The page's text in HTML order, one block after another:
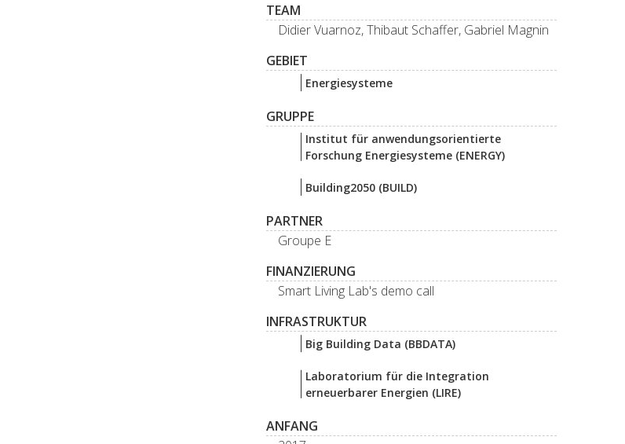
TEAM
Didier Vuarnoz, Thibaut Schaffer, Gabriel Magnin
GEBIET
Energiesysteme
GRUPPE
Institut für anwendungsorientierte
Forschung Energiesysteme (ENERGY)
Building2050 (BUILD)
PARTNER
Groupe E
FINANZIERUNG
Smart Living Lab's demo call
INFRASTRUKTUR
Big Building Data (BBDATA)
Laboratorium für die Integration
erneuerbarer Energien (LIRE)
ANFANG